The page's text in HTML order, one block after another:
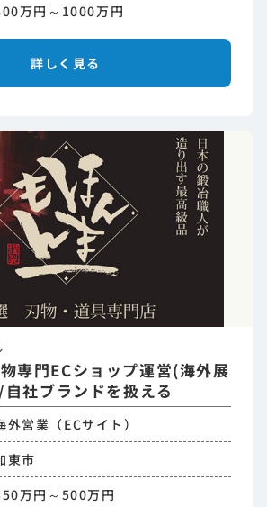
万円～1000万円
詳しく見る
物専門ECショップ運営(海外展
社ブランドを扱える
外営業（ECサイト）
東市
万円～500万円